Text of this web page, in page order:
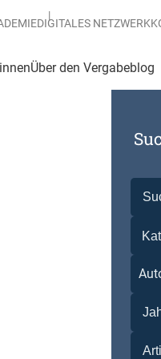
DIGITALES NETZWERK
Über den Vergabeblog